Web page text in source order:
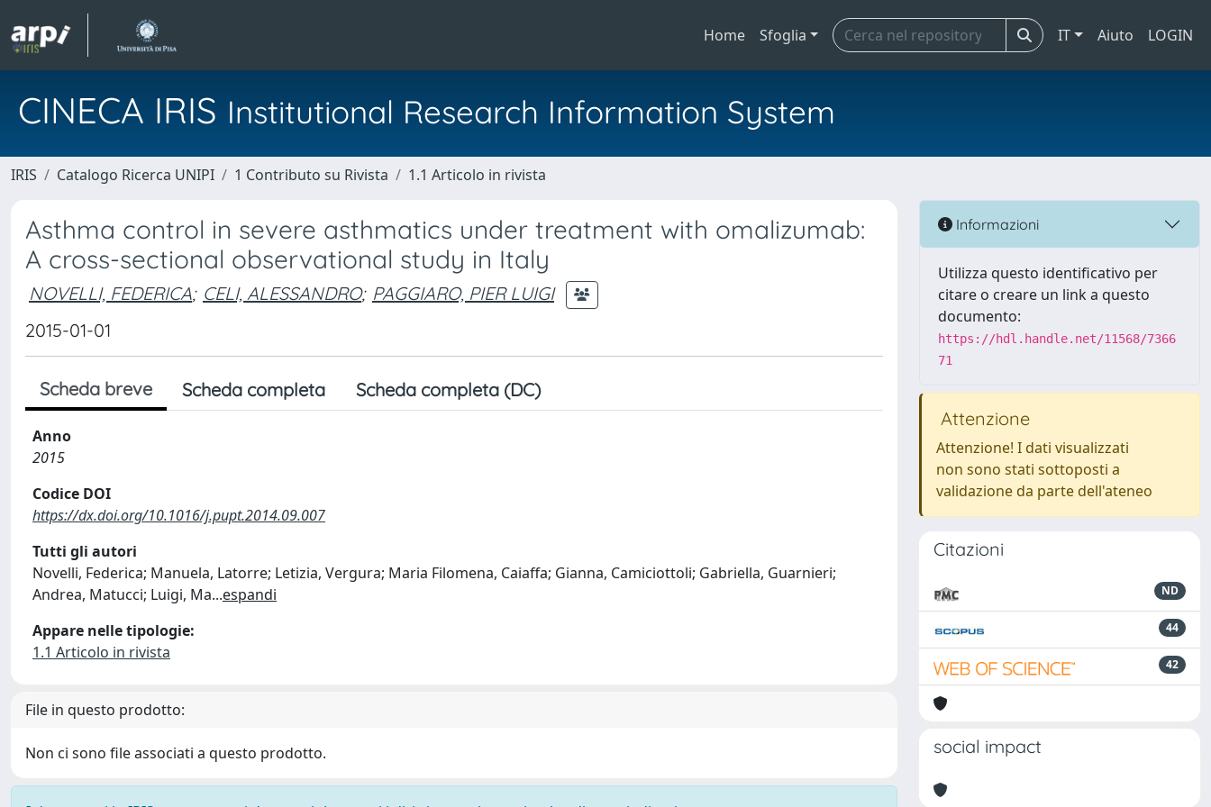
Home Sfoglia IT Aiuto LOGIN
CINECA IRIS Institutional Research Information System
IRIS Catalogo Ricerca UNIPI 1 Contributo su Rivista 1.1 Articolo in rivista
Asthma control in severe asthmatics under treatment with omalizumab:
A cross-sectional observational study in Italy
NOVELLI, FEDERICA; CELI, ALESSANDRO; PAGGIARO, PIER LUIGI
2015-01-01
Scheda breve Scheda completa Scheda completa (DC)
Anno
2015
Codice DOI
https://dx.doi.org/10.1016/j.pupt.2014.09.007
Tutti gli autori
Novelli, Federica; Manuela, Latorre; Letizia, Vergura; Maria Filomena, Caiaffa; Gianna, Camiciottoli; Gabriella, Guarnieri;
Andrea, Matucci; Luigi, Ma...espandi
Appare nelle tipologie:
1.1 Articolo in rivista
File in questo prodotto:
Non ci sono file associati a questo prodotto.
Informazioni
Utilizza questo identificativo per
citare o creare un link a questo
documento:
https://hdl.handle.net/11568/7366
71
Attenzione
Attenzione! I dati visualizzati
non sono stati sottoposti a
validazione da parte dell'ateneo
Citazioni
ND
44
42
social impact